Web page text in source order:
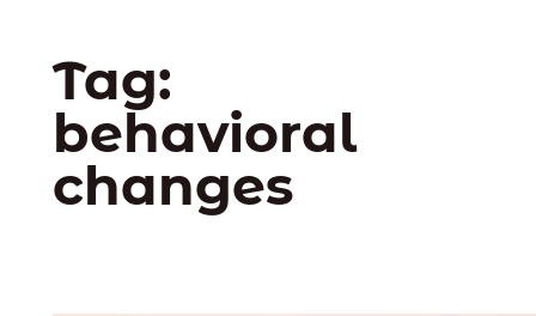
Tag:
behavioral
changes